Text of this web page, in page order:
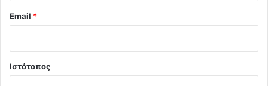
Email *
Ιστότοπος